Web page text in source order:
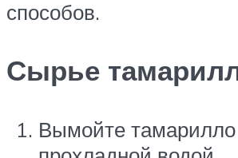
способов.
Сырье
Вымойте